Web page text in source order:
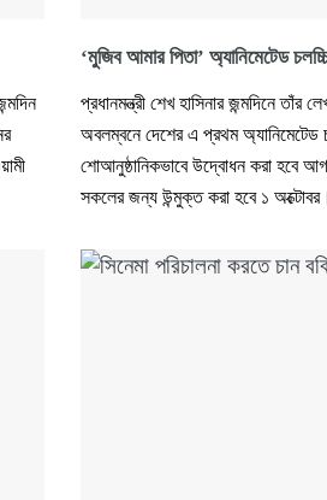
‘মুজিব আমার পিতা’ অ্যানিমেটেড
প্রধানমন্ত্রী শেখ হাসিনার জন্মদিনে তাঁর
অবলম্বনে দেশের এ প্রথম অ্যানিমেটেড
শোআনুষ্ঠানিকভাবে উদ্বোধন করা হবে
সকলের জন্য উন্মুক্ত করা হবে ১ অক্টোবর।